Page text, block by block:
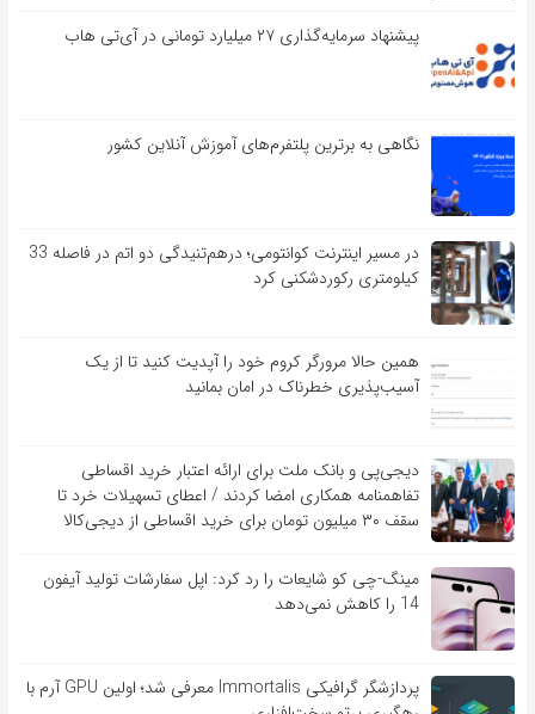
پیشنهاد سرمایه‌گذاری ۲۷ میلیارد تومانی در آی‌تی هاب
نگاهی به برترین پلتفرم‌های آموزش آنلاین کشور
در مسیر اینترنت کوانتومی؛ درهم‌تنیدگی دو اتم در فاصله 33
کیلومتری رکوردشکنی کرد
همین حالا مرورگر کروم خود را آپدیت کنید تا از یک
آسیب‌‌‌‌پذیری خطرناک در امان بمانید
دیجی‌پی و بانک ملت برای ارائه اعتبار خرید اقساطی
تفاهم‎نامه همکاری امضا کردند / اعطای تسهیلات خرد تا
سقف ۳۰ میلیون تومان برای خرید اقساطی از دیجی‌کالا
مینگ-چی کو شایعات را رد کرد: اپل سفارشات تولید آیفون
14 را کاهش نمی‌دهد
پردازشگر گرافیکی Immortalis معرفی شد؛ اولین GPU آرم با